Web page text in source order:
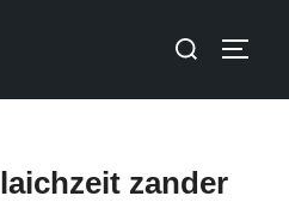
laichzeit zander